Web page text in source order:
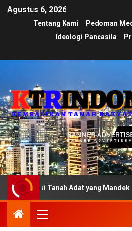
Agustus 6, 2026
Tentang Kami Pedoman
Ideologi Pancasila
Tanah Adat yang Mandek di